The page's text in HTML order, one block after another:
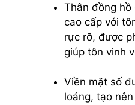
Thân đồng
cao cấp với
rực rỡ, được
giúp tôn vinh
Viền mặt số
loáng, tạo